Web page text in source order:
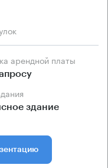
арендной платы
здание